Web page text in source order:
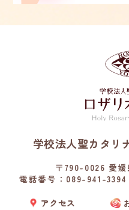
学校法人聖カタリ
〒790-0026 愛
電話番号：089-941-3394
アクセス